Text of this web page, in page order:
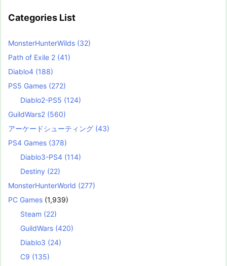
Categories List
MonsterHunterWilds (32)
Path of Exile 2 (41)
Diablo4 (188)
PS5 Games (272)
Diablo2-PS5 (124)
GuildWars2 (560)
アーケードシューティング (43)
PS4 Games (378)
Diablo3-PS4 (114)
Destiny (22)
MonsterHunterWorld (277)
PC Games (1,939)
Steam (22)
GuildWars (420)
Diablo3 (24)
C9 (135)